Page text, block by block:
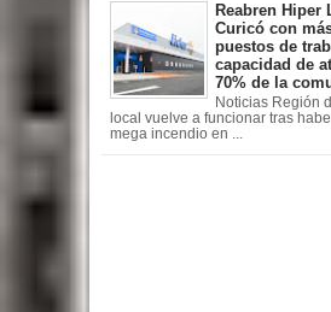
Reabren Hiper
Curicó con
puestos de
capacidad de
70% de la
Noticias Región
local vuelve a funcionar tras
mega incendio en ...